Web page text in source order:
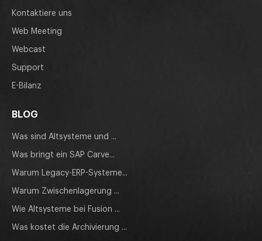
Kontaktiere uns
Web Meeting
Webcast
Support
E-Bilanz
BLOG
Was sind Altsysteme und ...
Was bringt ein SAP Carve...
Warum Legacy-ERP-Systeme...
Warum Zwischenlagerung ...
Wie Altsysteme bei Fusion ...
Was kostet die Archivierung ...